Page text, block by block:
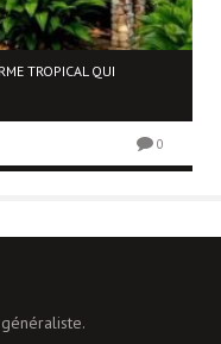
TROPICAL QUI
0